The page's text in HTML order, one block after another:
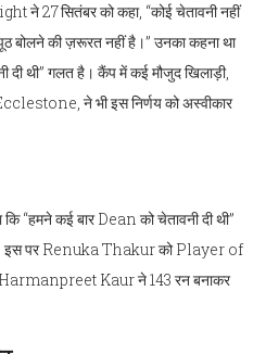
ने 27 सितंबर को कहा, “कोई चेतावनी नहीं
बोलने की ज़रूरत नहीं है।” उनका कहना था
दी थी” गलत है। कैंप में कई मौजुद खिलाड़ी,
, ने भी इस निर्णय को अस्वीकार
कि “हमने कई बार Dean को चेतावनी दी थी”
इस परRenuka Thakurको Player of
Harmanpreet Kaurने 143 रन बनाकर